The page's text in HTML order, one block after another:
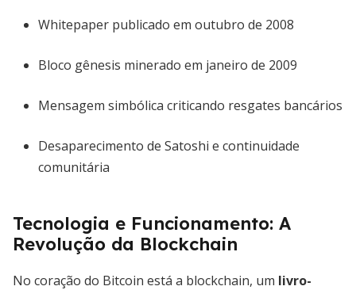
Whitepaper publicado em outubro de 2008
Bloco gênesis minerado em janeiro de 2009
Mensagem simbólica criticando resgates bancários
Desaparecimento de Satoshi e continuidade
comunitária
Tecnologia e Funcionamento: A
Revolução da Blockchain
No coração do Bitcoin está a blockchain, um livro-